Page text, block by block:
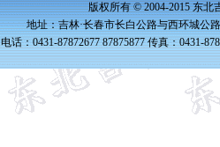
版权所有 © 2004-2015 东北
地址：吉林·长春市长白公路与西环城公
电话：0431-87872677 87875877 传真：0431-